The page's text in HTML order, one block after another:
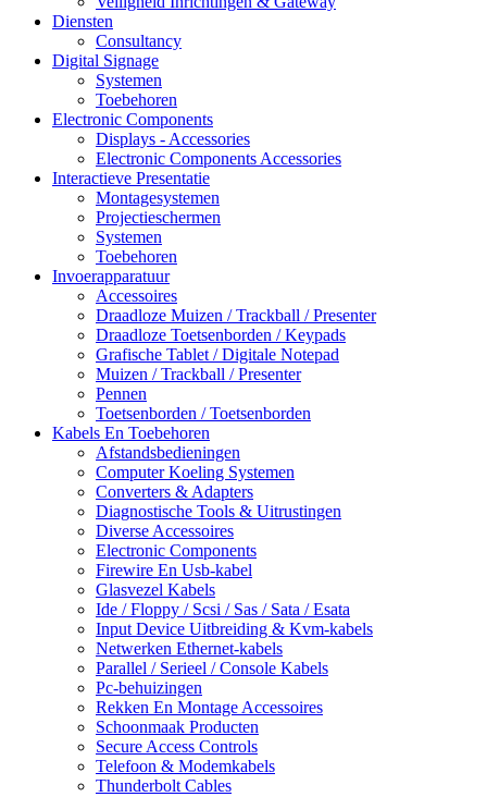
Diensten
Consultancy
Digital Signage
Systemen
Toebehoren
Electronic Components
Displays - Accessories
Electronic Components Accessories
Interactieve Presentatie
Montagesystemen
Projectieschermen
Systemen
Toebehoren
Invoerapparatuur
Accessoires
Draadloze Muizen / Trackball / Presenter
Draadloze Toetsenborden / Keypads
Grafische Tablet / Digitale Notepad
Muizen / Trackball / Presenter
Pennen
Toetsenborden / Toetsenborden
Kabels En Toebehoren
Afstandsbedieningen
Computer Koeling Systemen
Converters & Adapters
Diagnostische Tools & Uitrustingen
Diverse Accessoires
Electronic Components
Firewire En Usb-kabel
Glasvezel Kabels
Ide / Floppy / Scsi / Sas / Sata / Esata
Input Device Uitbreiding & Kvm-kabels
Netwerken Ethernet-kabels
Parallel / Serieel / Console Kabels
Pc-behuizingen
Rekken En Montage Accessoires
Schoonmaak Producten
Secure Access Controls
Telefoon & Modemkabels
Thunderbolt Cables